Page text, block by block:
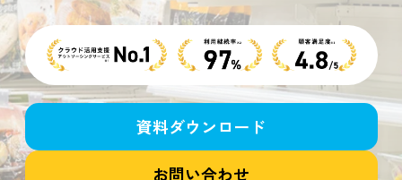
資料ダウンロード
お問い合わせ